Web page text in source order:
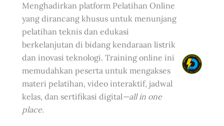
Menghadirkan platform Pelatihan Online
yang dirancang khusus untuk menunjang
pelatihan teknis dan edukasi
berkelanjutan di bidang kendaraan listrik
dan inovasi teknologi. Training online ini
memudahkan peserta untuk mengakses
materi pelatihan, video interaktif, jadwal
kelas, dan sertifikasi digital—all in one
place.